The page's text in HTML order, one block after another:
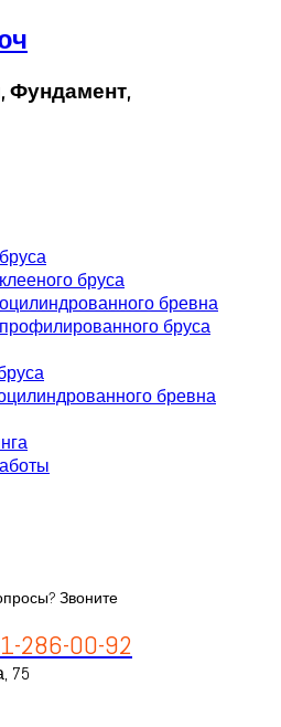
Фундамент,
бруса
бревна
бруса
бревна
Звоните
286-00-92
75